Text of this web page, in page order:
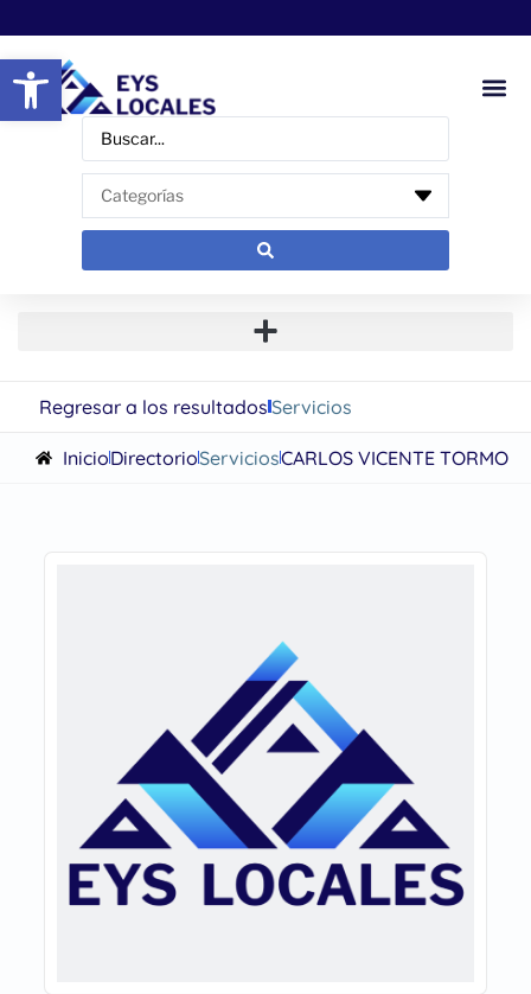
Abrir barra de herramientas
Regresar a los resultadosServicios
InicioDirectorioServiciosCARLOS VICENTE TORMO